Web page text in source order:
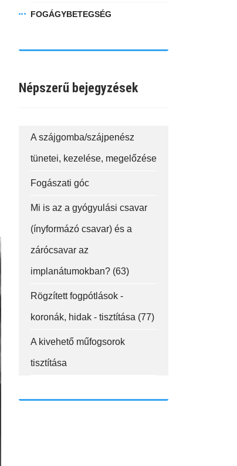
FOGÁGYBETEGSÉG
Népszerű bejegyzések
A szájgomba/szájpenész
tünetei, kezelése, megelőzése
Fogászati góc
Mi is az a gyógyulási csavar
(ínyformázó csavar) és a
zárócsavar az
implanátumokban? (63)
Rögzített fogpótlások -
koronák, hidak - tisztítása (77)
A kivehető műfogsorok
tisztítása